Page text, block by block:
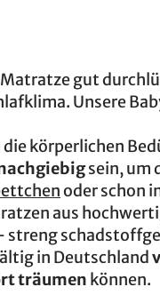
gut
Unsere
körperlichen
sein, um
oder schon
aus
streng
in Deutschland
träumen können.